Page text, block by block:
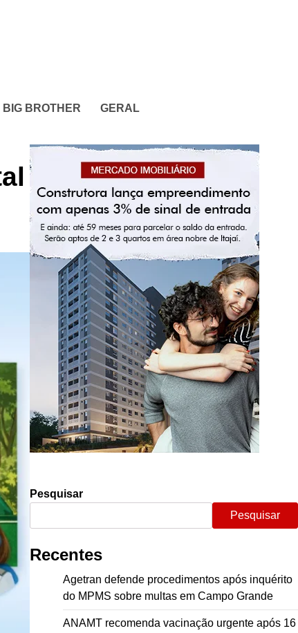
BIG BROTHER GERAL
Pesquisar
Pesquisar
Recentes
Agetran defende procedimentos após inquérito
do MPMS sobre multas em Campo Grande
ANAMT recomenda vacinação urgente após 16